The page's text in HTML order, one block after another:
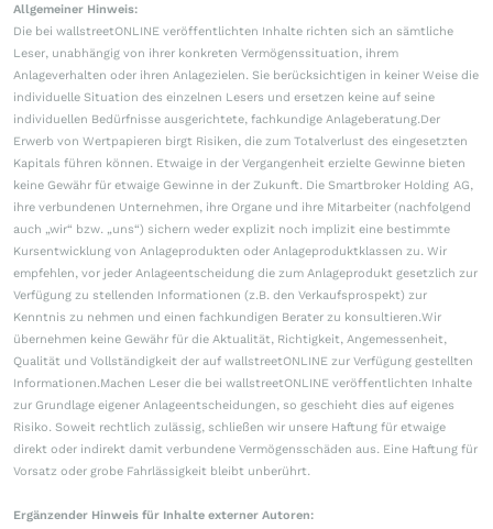
Allgemeiner Hinweis:
Die bei wallstreetONLINE veröffentlichten Inhalte richten sich an sämtliche
Leser, unabhängig von ihrer konkreten Vermögenssituation, ihrem
Anlageverhalten oder ihren Anlagezielen. Sie berücksichtigen in keiner Weise die
individuelle Situation des einzelnen Lesers und ersetzen keine auf seine
individuellen Bedürfnisse ausgerichtete, fachkundige Anlageberatung.Der
Erwerb von Wertpapieren birgt Risiken, die zum Totalverlust des eingesetzten
Kapitals führen können. Etwaige in der Vergangenheit erzielte Gewinne bieten
keine Gewähr für etwaige Gewinne in der Zukunft. Die Smartbroker Holding AG,
ihre verbundenen Unternehmen, ihre Organe und ihre Mitarbeiter (nachfolgend
auch „wir“ bzw. „uns“) sichern weder explizit noch implizit eine bestimmte
Kursentwicklung von Anlageprodukten oder Anlageproduktklassen zu. Wir
empfehlen, vor jeder Anlageentscheidung die zum Anlageprodukt gesetzlich zur
Verfügung zu stellenden Informationen (z.B. den Verkaufsprospekt) zur
Kenntnis zu nehmen und einen fachkundigen Berater zu konsultieren.Wir
übernehmen keine Gewähr für die Aktualität, Richtigkeit, Angemessenheit,
Qualität und Vollständigkeit der auf wallstreetONLINE zur Verfügung gestellten
Informationen.Machen Leser die bei wallstreetONLINE veröffentlichten Inhalte
zur Grundlage eigener Anlageentscheidungen, so geschieht dies auf eigenes
Risiko. Soweit rechtlich zulässig, schließen wir unsere Haftung für etwaige
direkt oder indirekt damit verbundene Vermögensschäden aus. Eine Haftung für
Vorsatz oder grobe Fahrlässigkeit bleibt unberührt.
Ergänzender Hinweis für Inhalte externer Autoren: